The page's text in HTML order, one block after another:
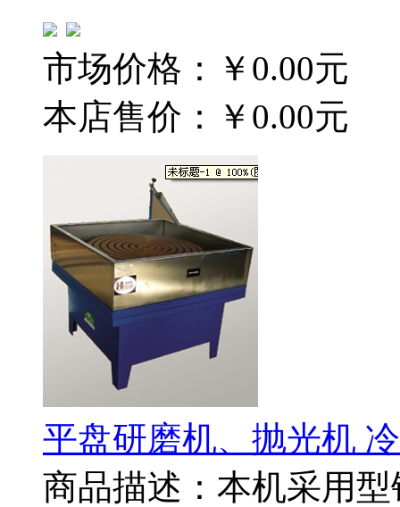
市场价格：
￥0.00元
本店售价：
￥0.00元
平盘研磨机、抛光机
商品描述：本机采用